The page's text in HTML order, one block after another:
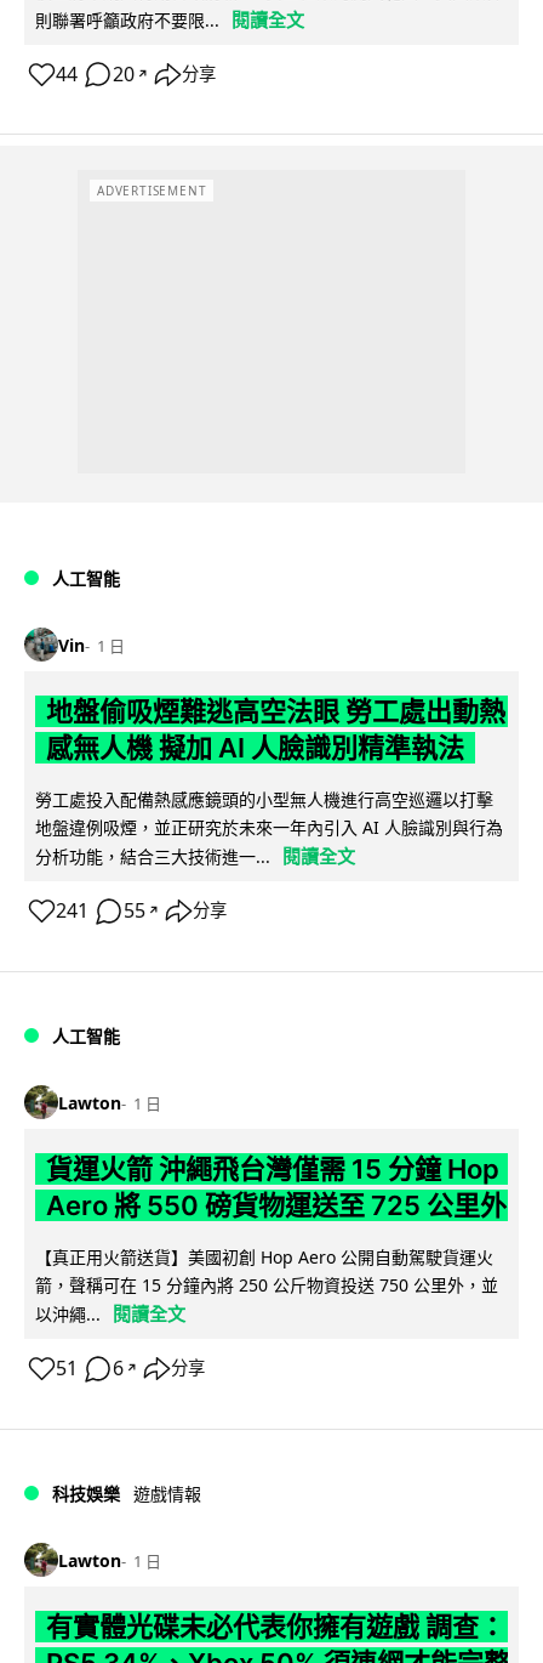
則聯署呼籲政府不要限...
閱讀全文
44 20 ↗ 分享
ADVERTISEMENT
人工智能
Vin 1 日
地盤偷吸煙難逃高空法眼 勞工處出動熱
感無人機 擬加 AI 人臉識別精準執法
勞工處投入配備熱感應鏡頭的小型無人機進行高空巡邏以打擊
地盤違例吸煙，並正研究於未來一年內引入 AI 人臉識別與行為
分析功能，結合三大技術進一...
閱讀全文
241 55 ↗ 分享
人工智能
Lawton 1 日
貨運火箭 沖繩飛台灣僅需 15 分鐘 Hop
Aero 將 550 磅貨物運送至 725 公里外
【真正用火箭送貨】美國初創 Hop Aero 公開自動駕駛貨運火
箭，聲稱可在 15 分鐘內將 250 公斤物資投送 750 公里外，並
以沖繩...
閱讀全文
51 6 ↗ 分享
科技娛樂 遊戲情報
Lawton 1 日
有實體光碟未必代表你擁有遊戲 調查：